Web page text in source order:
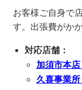
お客様ご自身で
す。出張費がか
対応店舗：
加須市本店
久喜事業所